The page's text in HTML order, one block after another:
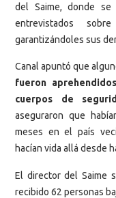
del Saime, donde
entrevistados
garantizándoles sus
Canal apuntó que
fueron
cuerpos de
aseguraron que
meses en el país
hacían vida allá desde
El director del Saime
recibido 62 personas